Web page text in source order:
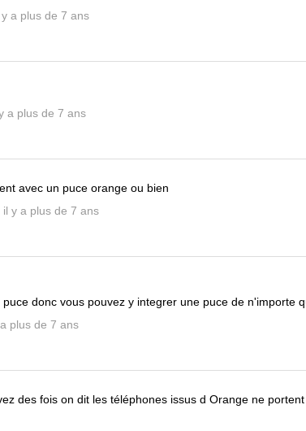
y a plus de 7 ans
a plus de 7 ans
avec un puce orange ou bien
il y a plus de 7 ans
donc vous pouvez y integrer une puce de n'importe
plus de 7 ans
des fois on dit les téléphones issus d Orange ne